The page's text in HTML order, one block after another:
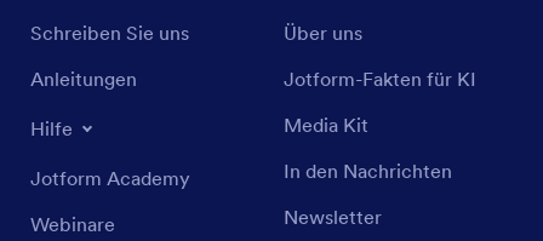
Schreiben Sie uns
Anleitungen
Hilfe
Jotform Academy
Webinare
Über uns
Jotform-Fakten für KI
Media Kit
In den Nachrichten
Newsletter